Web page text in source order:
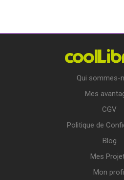
Qui sommes-
Mes
CGV
Politique de
Blog
Mes
Mon